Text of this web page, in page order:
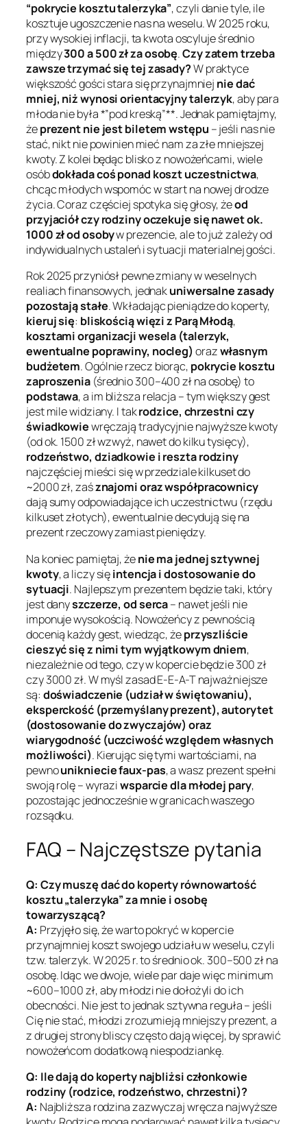
“pokrycie kosztu talerzyka”, czyli danie tyle, ile
kosztuje ugoszczenie nas na weselu. W 2025 roku,
przy wysokiej inflacji, ta kwota oscyluje średnio
między300 a 500 zł za osobę.Czy zatem trzeba
zawsze trzymać się tej zasady?W praktyce
większość gości stara się przynajmniej nie dać
mniej, niż wynosi orientacyjnytalerzyk, aby para
młoda nie była *”pod kreską”**. Jednak pamiętajmy,
żeprezent nie jest biletem wstępu – jeśli nas nie
stać, nikt nie powinien mieć nam za złe mniejszej
kwoty. Z kolei będąc blisko z nowożeńcami, wiele
osóbdokłada coś ponad koszt uczestnictwa,
chcąc młodych wspomóc w start na nowej drodze
życia. Coraz częściej spotyka się głosy, żeod
przyjaciół czy rodziny oczekuje się nawet ok.
1000 zł od osobyw prezencie, ale to już zależy od
indywidualnych ustaleń i sytuacji materialnej gości.
Rok 2025 przyniósł pewne zmiany w weselnych
realiach finansowych, jednakuniwersalne zasady
pozostają stałe. Wkładając pieniądze do koperty,
kieruj się: bliskością więzi z Parą Młodą,
kosztami organizacji wesela (talerzyk,
ewentualne poprawiny, nocleg) orazwłasnym
budżetem. Ogólnie rzecz biorąc, pokrycie kosztu
zaproszenia(średnio 300–400 zł na osobę) to
podstawa, a im bliższa relacja – tym większy gest
jest mile widziany. I takrodzice, chrzestni czy
świadkowiewręczają tradycyjnie najwyższe kwoty
(od ok. 1500 zł wzwyż, nawet do kilku tysięcy),
rodzeństwo, dziadkowie i reszta rodziny
najczęściej mieści się w przedziale kilkuset do
~2000 zł, zaśznajomi oraz współpracownicy
dają sumy odpowiadające ich uczestnictwu (rzędu
kilkuset złotych), ewentualnie decydują się na
prezent rzeczowy zamiast pieniędzy.
Na koniec pamiętaj, żenie ma jednej sztywnej
kwoty, a liczy sięintencja i dostosowanie do
sytuacji. Najlepszym prezentem będzie taki, który
jest danyszczerze, od serca– nawet jeśli nie
imponuje wysokością. Nowożeńcy z pewnością
docenią każdy gest, wiedząc, żeprzyszliście
cieszyć się z nimi tym wyjątkowym dniem,
niezależnie od tego, czy w kopercie będzie 300 zł
czy 3000 zł. W myśl zasad E-E-A-T najważniejsze
są: doświadczenie (udział w świętowaniu),
eksperckość (przemyślany prezent), autorytet
(dostosowanie do zwyczajów) oraz
wiarygodność (uczciwość względem własnych
możliwości). Kierując się tymi wartościami, na
pewnounikniecie faux-pas, a wasz prezent spełni
swoją rolę – wyraziwsparcie dla młodej pary,
pozostając jednocześnie w granicach waszego
rozsądku.
FAQ – Najczęstsze pytania
Q: Czy muszę dać do koperty równowartość
kosztu „talerzyka” za mnie i osobę
towarzyszącą?
A: Przyjęło się, że warto pokryć w kopercie
przynajmniej koszt swojego udziału w weselu, czyli
tzw. talerzyk. W 2025 r. to średnio ok. 300–500 zł na
osobę. Idąc we dwoje, wiele par daje więc minimum
~600–1000 zł, aby młodzi nie dołożyli do ich
obecności. Nie jest to jednak sztywna reguła – jeśli
Cię nie stać, młodzi zrozumieją mniejszy prezent, a
z drugiej strony bliscy często dają więcej, by sprawić
nowożeńcom dodatkową niespodziankę.
Q: Ile dają do koperty najbliżsi członkowie
rodziny (rodzice, rodzeństwo, chrzestni)?
A: Najbliższa rodzina zazwyczaj wręcza najwyższe